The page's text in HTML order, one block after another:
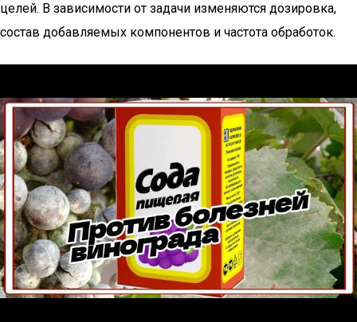
целей. В зависимости от задачи изменяются дозировка,
состав добавляемых компонентов и частота обработок.